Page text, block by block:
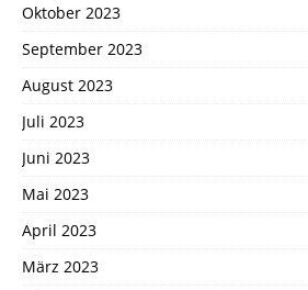
Oktober 2023
September 2023
August 2023
Juli 2023
Juni 2023
Mai 2023
April 2023
März 2023